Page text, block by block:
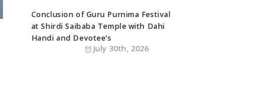
Conclusion of Guru Purnima Festival
at Shirdi Saibaba Temple with Dahi
Handi and Devotee's
July 30th, 2026